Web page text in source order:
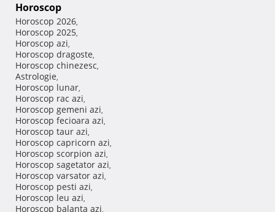
Horoscop
Horoscop 2026,
Horoscop 2025,
Horoscop azi,
Horoscop dragoste,
Horoscop chinezesc,
Astrologie,
Horoscop lunar,
Horoscop rac azi,
Horoscop gemeni azi,
Horoscop fecioara azi,
Horoscop taur azi,
Horoscop capricorn azi,
Horoscop scorpion azi,
Horoscop sagetator azi,
Horoscop varsator azi,
Horoscop pesti azi,
Horoscop leu azi,
Horoscop balanta azi,